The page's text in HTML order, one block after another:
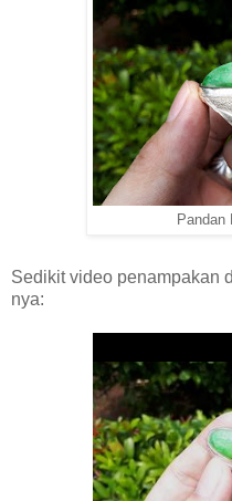
Pandan
Sedikit video penampakan
nya: